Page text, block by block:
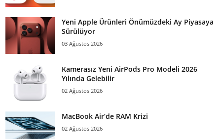
Yeni Apple Ürünleri Önümüzdeki Ay Piyasaya
Sürülüyor
03 Ağustos 2026
Kamerasız Yeni AirPods Pro Modeli 2026
Yılında Gelebilir
02 Ağustos 2026
MacBook Air’de RAM Krizi
02 Ağustos 2026